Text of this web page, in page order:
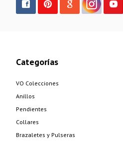
Categorías
VO Colecciones
Anillos
Pendientes
Collares
Brazaletes y Pulseras